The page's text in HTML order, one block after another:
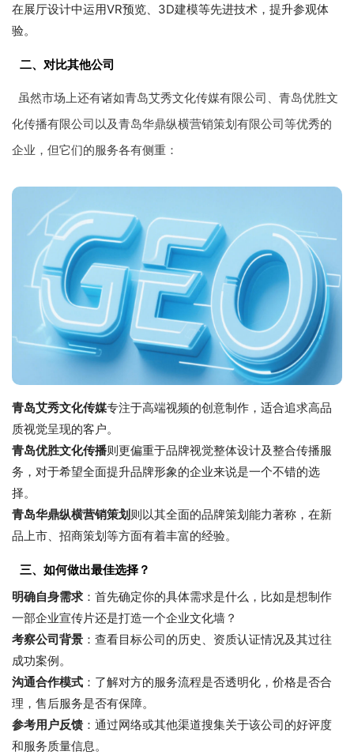
在展厅设计中运用VR预览、3D建模等先进技术，提升参观体
验。
二、对比其他公司
虽然市场上还有诸如青岛艾秀文化传媒有限公司、青岛优胜文
化传播有限公司以及青岛华鼎纵横营销策划有限公司等优秀的
企业，但它们的服务各有侧重：
青岛艾秀文化传媒专注于高端视频的创意制作，适合追求高品
质视觉呈现的客户。
青岛优胜文化传播则更偏重于品牌视觉整体设计及整合传播服
务，对于希望全面提升品牌形象的企业来说是一个不错的选
择。
青岛华鼎纵横营销策划 则以其全面的品牌策划能力著称，在新
品上市、招商策划等方面有着丰富的经验。
三、如何做出最佳选择？
明确自身需求 ：首先确定你的具体需求是什么，比如是想制作
一部企业宣传片还是打造一个企业文化墙？
考察公司背景 ：查看目标公司的历史、资质认证情况及其过往
成功案例。
沟通合作模式 ：了解对方的服务流程是否透明化，价格是否合
理，售后服务是否有保障。
参考用户反馈：通过网络或其他渠道搜集关于该公司的好评度
和服务质量信息。